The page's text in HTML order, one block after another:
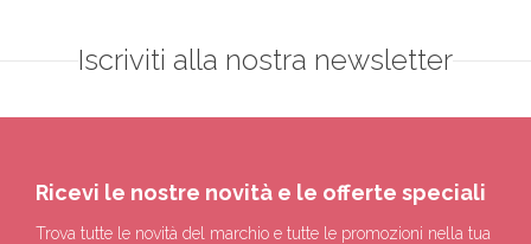
Iscriviti alla nostra newsletter
Ricevi le nostre novità e le offerte speciali
Trova tutte le novità del marchio e tutte le promozioni nella tua